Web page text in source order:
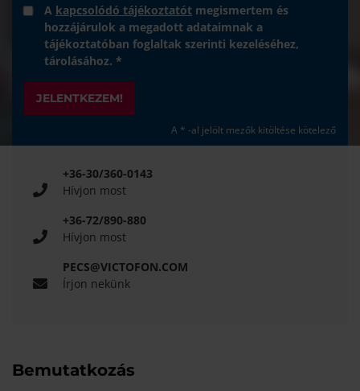
A kapcsolódó tájékoztatót megismertem és
hozzájárulok a megadott adataimnak a
tájékoztatóban foglaltak szerinti kezeléséhez,
tárolásához. *
JELENTKEZEM!
A * -al jelölt mezők kitöltése kötelező
+36-30/360-0143
Hívjon most
+36-72/890-880
Hívjon most
PECS@VICTOFON.COM
Írjon nekünk
Bemutatkozás